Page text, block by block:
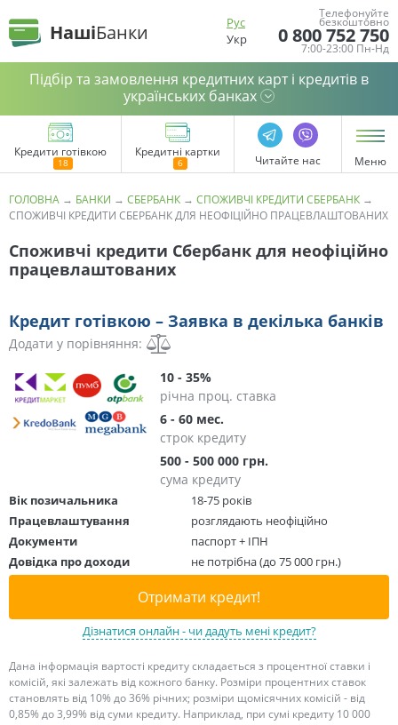
НашіБанки
Рус
Укр
Телефонуйте
безкоштовно
0 800 752 750
7:00-23:00 Пн-Нд
Підбір та замовлення кредитних карт і кредитів в
українських банках
Кредити готівкою Кредитні картки
Читайте нас Меню
ГОЛОВНА → БАНКИ → СБЕРБАНК → СПОЖИВЧІ КРЕДИТИ СБЕРБАНК →
СПОЖИВЧІ КРЕДИТИ СБЕРБАНК ДЛЯ НЕОФІЦІЙНО ПРАЦЕВЛАШТОВАНИХ
Споживчі кредити Сбербанк для неофіційно
працевлаштованих
Кредит готівкою – Заявка в декілька банків
Додати у порівняння:
10 - 35%
річна проц. ставка
6 - 60 мес.
строк кредиту
500 - 500 000 грн.
сума кредиту
Вік позичальника
18-75 років
Працевлаштування
розглядають неофіційно
Документи
паспорт + ІПН
Довідка про доходи
не потрібна (до 75 000 грн.)
Отримати кредит!
Дізнатися онлайн - чи дадуть мені кредит?
Дана інформація вартості кредиту складається з процентної ставки і
комісій, які залежать від кожного банку. Розміри процентних ставок
становлять від 10% до 36% річних; розміри щомісячних комісій - від
0,85% до 3,99% від суми кредиту. Наприклад, при сумі кредиту 10 000